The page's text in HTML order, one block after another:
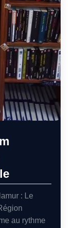
: Le
au rythme